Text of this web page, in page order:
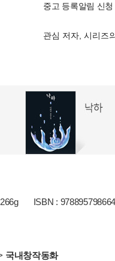
중고 등록알림 신청
관심 저자, 시리즈
266g ISBN :
국내창작동화